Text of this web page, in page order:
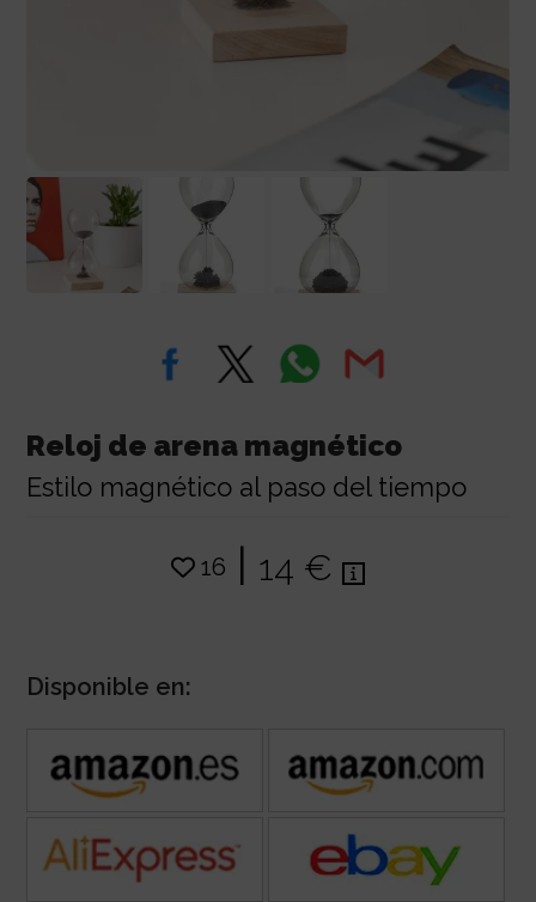
Reloj de arena magnético
Estilo magnético al paso del tiempo
16 | 14 €
Disponible en: